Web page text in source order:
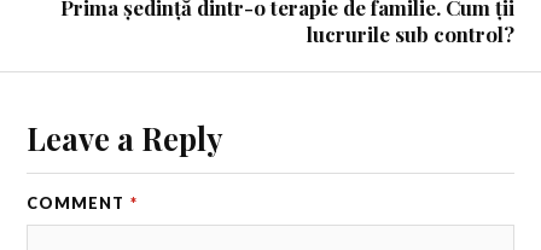
Prima ședință dintr-o terapie de familie. Cum ții
lucrurile sub control?
Leave a Reply
COMMENT *